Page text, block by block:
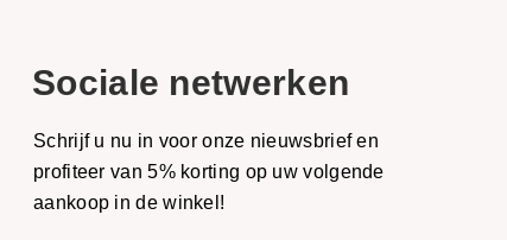
Sociale netwerken
Schrijf u nu in voor onze nieuwsbrief en
profiteer van 5% korting op uw volgende
aankoop in de winkel!